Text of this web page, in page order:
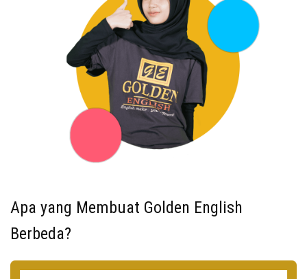
Apa yang Membuat Golden English
Berbeda?